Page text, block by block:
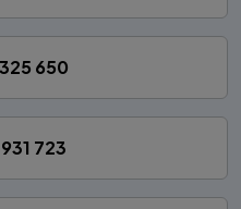
650
723